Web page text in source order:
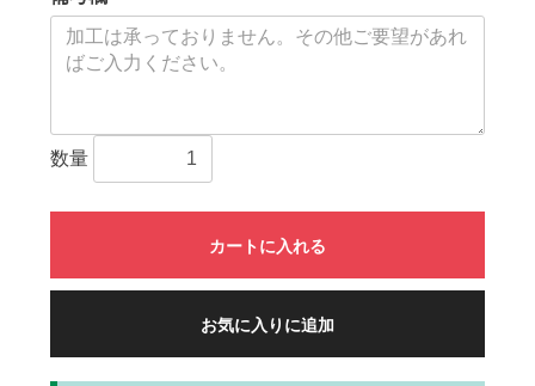
数量
カートに入れる
お気に入りに追加